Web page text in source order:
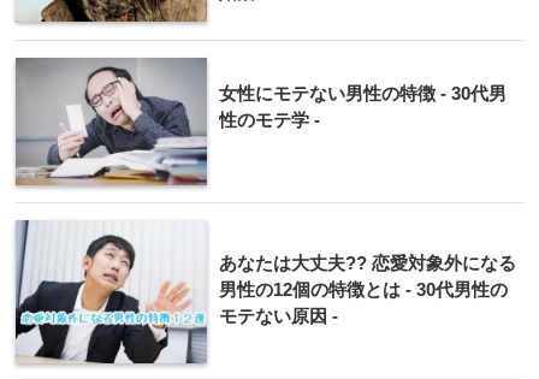
女性にモテない男性の特徴 - 30代男
性のモテ学 -
あなたは大丈夫?? 恋愛対象外になる
男性の12個の特徴とは - 30代男性の
モテない原因 -